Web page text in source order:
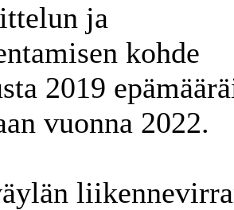
ja
kohde
2019
vuonna 2022.